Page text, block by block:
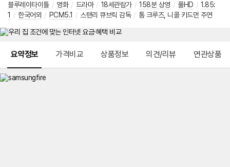
블루레이타이틀 / 영화 / 드라마 / 18세관람가 / 158분 상영 / 풀HD / 1.85:
1 / 한국어외 / PCM5.1 / 스탠리 큐브릭 감독 / 톰 크루즈, 니콜 키드먼 주연
요약정보 가격비교 상품정보 의견/리뷰 연관상품